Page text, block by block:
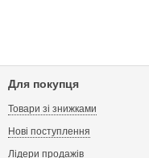
Для покупця
Товари зі знижками
Нові поступлення
Лідери продажів